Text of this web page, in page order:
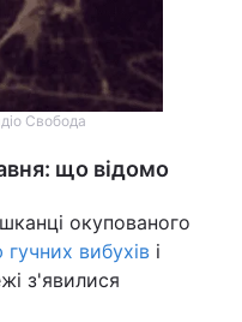
Свобода
що відомо
окупованого
гучних вибухів і
з'явилися